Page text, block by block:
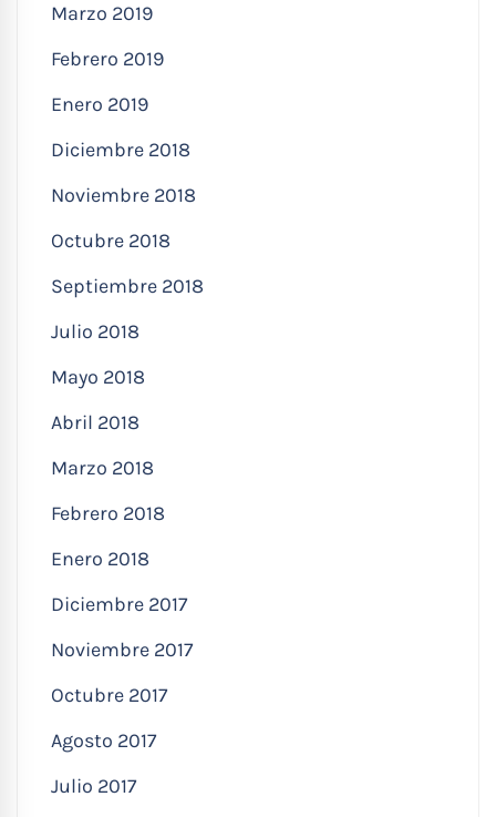
Marzo 2019
Febrero 2019
Enero 2019
Diciembre 2018
Noviembre 2018
Octubre 2018
Septiembre 2018
Julio 2018
Mayo 2018
Abril 2018
Marzo 2018
Febrero 2018
Enero 2018
Diciembre 2017
Noviembre 2017
Octubre 2017
Agosto 2017
Julio 2017